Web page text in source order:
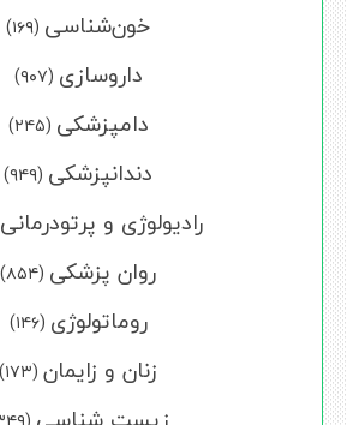
خون‌شناسی (۱۶۹)
داروسازی (۹۰۷)
دامپزشکی (۲۴۵)
دندانپزشکی (۹۴۹)
رادیولوژی و پرتودرمانی
روان پزشکی (۸۵۴)
روماتولوژی (۱۴۶)
زنان و زایمان (۱۷۳)